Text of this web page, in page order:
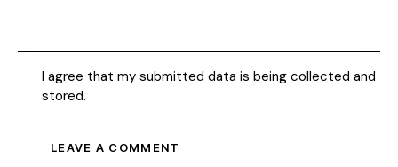
I agree that my submitted data is being collected and
stored.